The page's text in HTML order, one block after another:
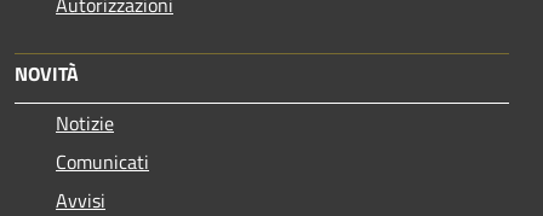
NOVITÀ
Notizie
Comunicati
Avvisi